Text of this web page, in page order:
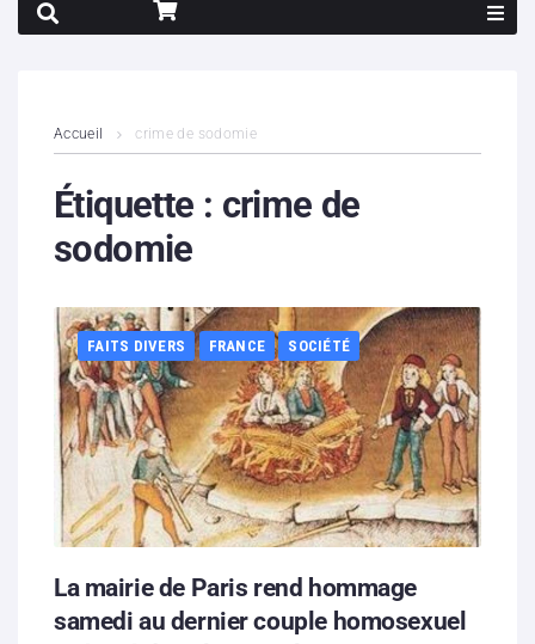
Contenus litigieux
Nous soutenir
Partenaires
Contacts
Hébergement solidaire
Accueil crime de sodomie
Étiquette : crime de
sodomie
FAITS DIVERS FRANCE SOCIÉTÉ
La mairie de Paris rend hommage
samedi au dernier couple homosexuel